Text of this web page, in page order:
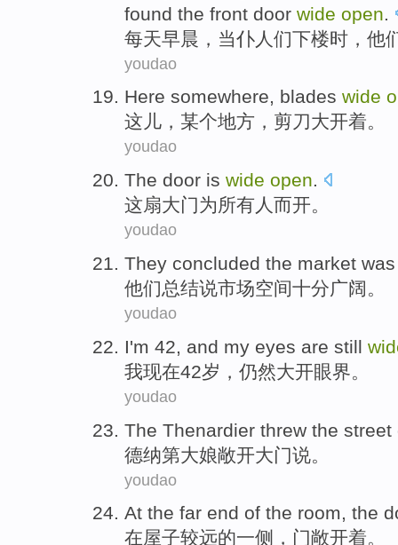
found the front door wide open
每天早晨 ， 当仆人 们下楼时， 他
youdao
Here somewhere, blades wide
这儿 ， 某个地方 ， 剪刀大开着。
youdao
The door is wide open.
这扇大门为所有人而开。
youdao
They concluded the market
他们总结说市场空间十分广阔。
youdao
I'm 42, and my eyes are still
我现在42岁 ， 仍然大开眼界。
youdao
The Thenardier threw the street
德纳第大娘敞开大门说。
youdao
At the far end of the room, the
在屋子较远的一侧 ， 门敞开着。